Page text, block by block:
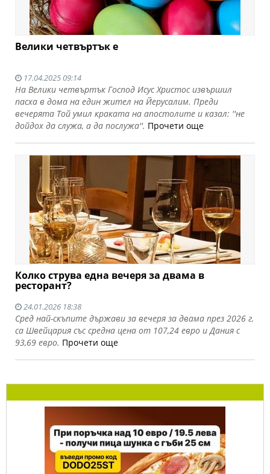
Велики четвъртък е
17.04.2025 09:14
На Велики четвъртък Господ Исус Христос извършил
пасха в дома на един жител на Йерусалим. Преди
вечерята Той умил краката на апостолите и казал: ''не
дойдох да служа, а да послужа''. Прочети още
Колко струва една вечеря за двама в
ресторант?
24.01.2026 18:38
Сред най-скъпите държави за вечеря за двама през 2026 г.
са Швейцария със средна цена от 107,24 евро и Дания с
93,69 евро. Прочети още